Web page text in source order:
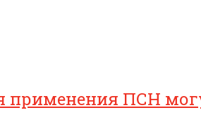
применения ПСН